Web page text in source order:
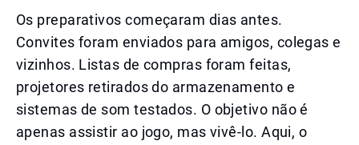
Os preparativos começaram dias antes.
Convites foram enviados para amigos, colegas e
vizinhos. Listas de compras foram feitas,
projetores retirados do armazenamento e
sistemas de som testados. O objetivo não é
apenas assistir ao jogo, mas vivê-lo. Aqui, o